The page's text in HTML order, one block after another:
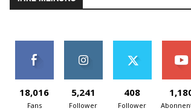
18,016
Fans
5,241
Follower
408
Follower